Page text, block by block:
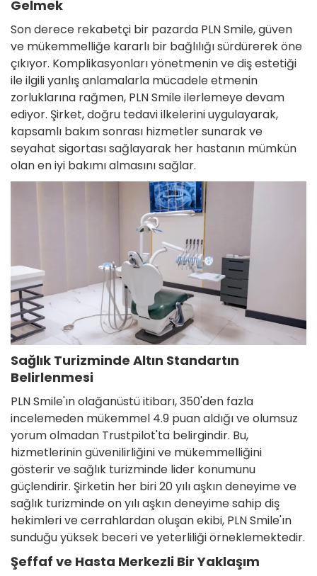
Gelmek
Son derece rekabetçi bir pazarda PLN Smile, güven
ve mükemmelliğe kararlı bir bağlılığı sürdürerek öne
çıkıyor. Komplikasyonları yönetmenin ve diş estetiği
ile ilgili yanlış anlamalarla mücadele etmenin
zorluklarına rağmen, PLN Smile ilerlemeye devam
ediyor. Şirket, doğru tedavi ilkelerini uygulayarak,
kapsamlı bakım sonrası hizmetler sunarak ve
seyahat sigortası sağlayarak her hastanın mümkün
olan en iyi bakımı almasını sağlar.
Sağlık Turizminde Altın Standartın
Belirlenmesi
PLN Smile'ın olağanüstü itibarı, 350'den fazla
incelemeden mükemmel 4.9 puan aldığı ve olumsuz
yorum olmadan Trustpilot'ta belirgindir. Bu,
hizmetlerinin güvenilirliğini ve mükemmelliğini
gösterir ve sağlık turizminde lider konumunu
güçlendirir. Şirketin her biri 20 yılı aşkın deneyime ve
sağlık turizminde on yılı aşkın deneyime sahip diş
hekimleri ve cerrahlardan oluşan ekibi, PLN Smile'ın
sunduğu yüksek beceri ve yeterliliği örneklemektedir.
Şeffaf ve Hasta Merkezli Bir Yaklaşım